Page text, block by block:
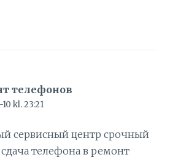
телефонов
kl. 23:21
сервисный центр срочный
сдача телефона в ремонт